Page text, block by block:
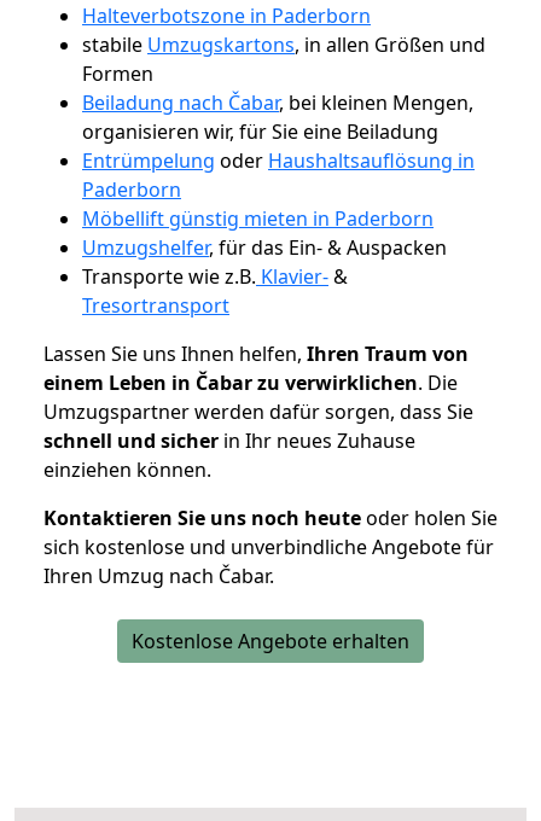
Halteverbotszone in Paderborn
stabile Umzugskartons, in allen Größen und
Formen
Beiladung nach Čabar, bei kleinen Mengen,
organisieren wir, für Sie eine Beiladung
Entrümpelung oder Haushaltsauflösung in
Paderborn
Möbellift günstig mieten in Paderborn
Umzugshelfer, für das Ein- & Auspacken
Transporte wie z.B. Klavier-&
Tresortransport
Lassen Sie uns Ihnen helfen, Ihren Traum von
einem Leben in Čabar zu verwirklichen. Die
Umzugspartner werden dafür sorgen, dass Sie
schnell und sicher in Ihr neues Zuhause
einziehen können.
Kontaktieren Sie uns noch heuteoder holen Sie
sich kostenlose und unverbindliche Angebote für
Ihren Umzug nach Čabar.
Kostenlose Angebote erhalten